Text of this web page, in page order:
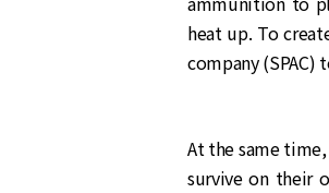
heat up. To
company (SPAC)
At the same
survive on their